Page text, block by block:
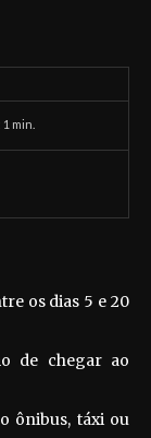
1 min.
os dias 5 e 20
de chegar ao
ônibus, táxi ou